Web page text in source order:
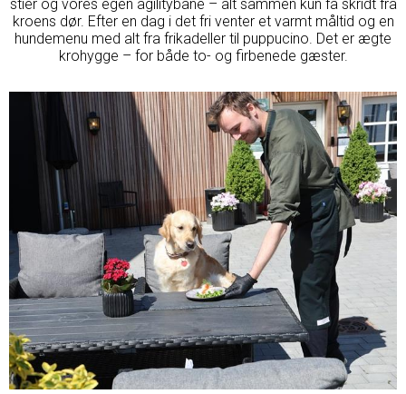
stier og vores egen agilitybane – alt sammen kun få skridt fra
kroens dør. Efter en dag i det fri venter et varmt måltid og en
hundemenu med alt fra frikadeller til puppucino. Det er ægte
krohygge – for både to- og firbenede gæster.